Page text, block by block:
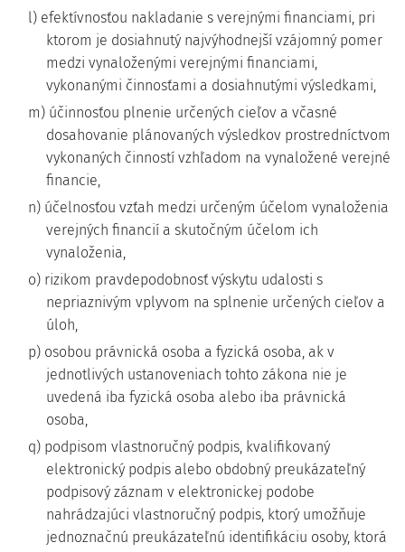
l) efektívnosťou nakladanie s verejnými financiami, pri
ktorom je dosiahnutý najvýhodnejší vzájomný pomer
medzi vynaloženými verejnými financiami,
vykonanými činnosťami a dosiahnutými výsledkami,
m) účinnosťou plnenie určených cieľov a včasné
dosahovanie plánovaných výsledkov prostredníctvom
vykonaných činností vzhľadom na vynaložené verejné
financie,
n) účelnosťou vzťah medzi určeným účelom vynaloženia
verejných financií a skutočným účelom ich
vynaloženia,
o) rizikom pravdepodobnosť výskytu udalosti s
nepriaznivým vplyvom na splnenie určených cieľov a
úloh,
p) osobou právnická osoba a fyzická osoba, ak v
jednotlivých ustanoveniach tohto zákona nie je
uvedená iba fyzická osoba alebo iba právnická
osoba,
q) podpisom vlastnoručný podpis, kvalifikovaný
elektronický podpis alebo obdobný preukázateľný
podpisový záznam v elektronickej podobe
nahrádzajúci vlastnoručný podpis, ktorý umožňuje
jednoznačnú preukázateľnú identifikáciu osoby, ktorá